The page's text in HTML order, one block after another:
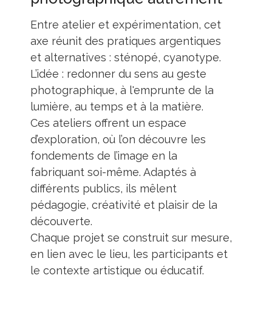
Entre atelier et expérimentation, cet
axe réunit des pratiques argentiques
et alternatives : sténopé, cyanotype.
L’idée : redonner du sens au geste
photographique, à l'emprunte de la
lumière, au temps et à la matière.
Ces ateliers offrent un espace
d’exploration, où l’on découvre les
fondements de l’image en la
fabriquant soi-même. Adaptés à
différents publics, ils mêlent
pédagogie, créativité et plaisir de la
découverte.
Chaque projet se construit sur mesure,
en lien avec le lieu, les participants et
le contexte artistique ou éducatif.